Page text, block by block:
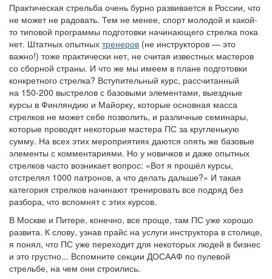
Практическая стрельба очень бурно развивается в России, что
не может не радовать. Тем не менее, спорт молодой и какой-
то типовой программы подготовки начинающего стрелка пока
нет. Штатных опытных тренеров (не инструкторов — это
важно!) тоже практически нет, не считая известных мастеров
со сборной страны. И что же мы имеем в плане подготовки
конкретного стрелка? Вступительный курс, рассчитанный
на 150-200 выстрелов с базовыми элементами, выездные
курсы в Финляндию и Майорку, которые основная масса
стрелков не может себе позволить, и различные семинары,
которые проводят некоторые мастера ПС за кругленькую
сумму. На всех этих мероприятиях даются опять же базовые
элементы с комментариями. Но у новичков и даже опытных
стрелков часто возникает вопрос: «Вот я прошёл курсы,
отстрелял 1000 патронов, а что делать дальше?» И такая
категория стрелков начинают тренировать все подряд без
разбора, что вспомнят с этих курсов.
В Москве и Питере, конечно, все проще, там ПС уже хорошо
развита. К слову, узнав прайс на услуги инструктора в столице,
я понял, что ПС уже переходит для некоторых людей в бизнес
и это грустно... Вспомните секции ДОСААФ по пулевой
стрельбе, на чем они строились.